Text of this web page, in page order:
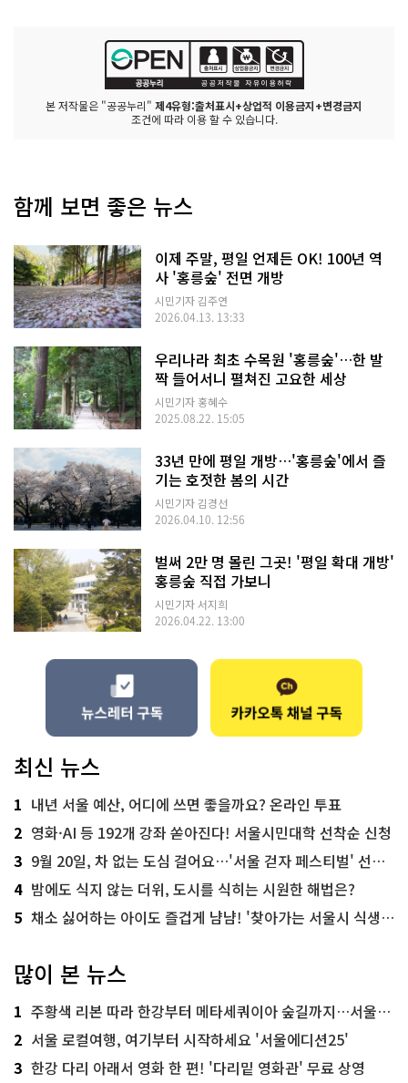
본 저작물은 "공공누리" 제4유형:출처표시+상업적 이용금지+변경금지
조건에 따라 이용 할 수 있습니다.
함께 보면 좋은 뉴스
이제 주말, 평일 언제든 OK! 100년 역
사 '홍릉숲' 전면 개방
시민기자 김주연
2026.04.13. 13:33
우리나라 최초 수목원 '홍릉숲'…한 발
짝 들어서니 펼쳐진 고요한 세상
시민기자 홍혜수
2025.08.22. 15:05
33년 만에 평일 개방…'홍릉숲'에서 즐
기는 호젓한 봄의 시간
시민기자 김경선
2026.04.10. 12:56
벌써 2만 명 몰린 그곳! '평일 확대 개방'
홍릉숲 직접 가보니
시민기자 서지희
2026.04.22. 13:00
최신 뉴스
1 내년 서울 예산, 어디에 쓰면 좋을까요? 온라인 투표
2 영화·AI 등 192개 강좌 쏟아진다! 서울시민대학 선착순 신청
3 9월 20일, 차 없는 도심 걸어요…'서울 걷자 페스티벌' 선착순 5천명
4 밤에도 식지 않는 더위, 도시를 식히는 시원한 해법은?
5 채소 싫어하는 아이도 즐겁게 냠냠! '찾아가는 서울시 식생활 교육' 현장
많이 본 뉴스
1 주황색 리본 따라 한강부터 메타세쿼이아 숲길까지…서울둘레길 15코스
2 서울 로컬여행, 여기부터 시작하세요 '서울에디션25'
3 한강 다리 아래서 영화 한 편! '다리밑 영화관' 무료 상영